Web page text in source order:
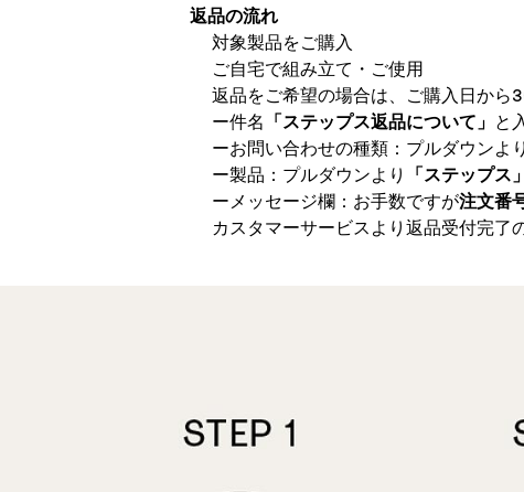
返品の流れ
対象製品をご購入
ご自宅で組み立て・ご使用
返品をご希望の場合は、ご購入日から
ー件名
「ステップス返品について」
と
ーお問い合わせの種類：プルダウンより
ー製品：プルダウンより
「ステップス」
ーメッセージ欄：お手数ですが注文番
カスタマーサービスより返品受付完了